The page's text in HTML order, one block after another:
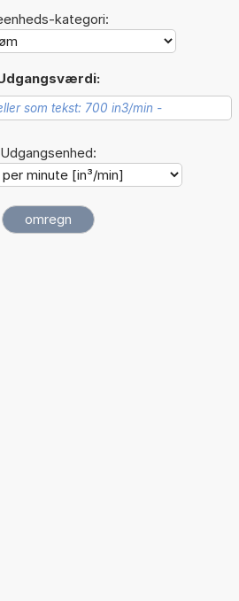
kategori:
Udgangsenhed: